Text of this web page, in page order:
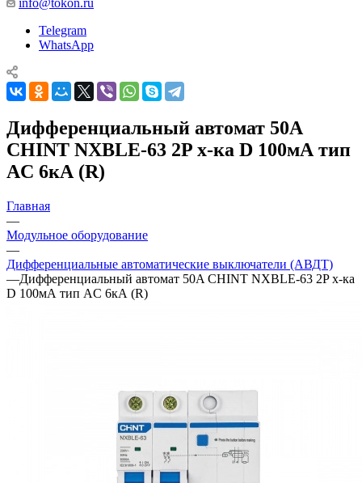
info@tokon.ru
Telegram
WhatsApp
Дифференциальный автомат 50A
CHINT NXBLE-63 2P х-ка D 100мА тип
AC 6кА (R)
Главная
—
Модульное оборудование
—
Дифференциальные автоматические выключатели (АВДТ)
—Дифференциальный автомат 50A CHINT NXBLE-63 2P х-ка
D 100мА тип AC 6кА (R)